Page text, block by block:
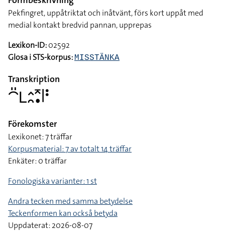
Pekfingret, uppåtriktat och inåtvänt, förs kort uppåt med
medial kontakt bredvid pannan, upprepas
Lexikon-ID:02592
Glosa i STS-korpus: MISSTÄNKA
Transkription
􌤃􌤺􌥈􌤵􌥘􌥷􌥡􌥼􌥻
Förekomster
Lexikonet: 7 träffar
Korpusmaterial: 7 av totalt 14 träffar
Enkäter: 0 träffar
Fonologiska varianter: 1 st
Andra tecken med samma betydelse
Teckenformen kan också betyda
Uppdaterat: 2026-08-07